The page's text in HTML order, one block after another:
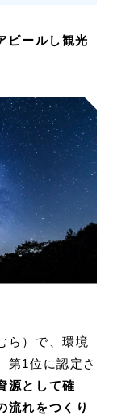
ピールし観光
ら）で、環境
第1位に認定さ
源として確
流れをつくり